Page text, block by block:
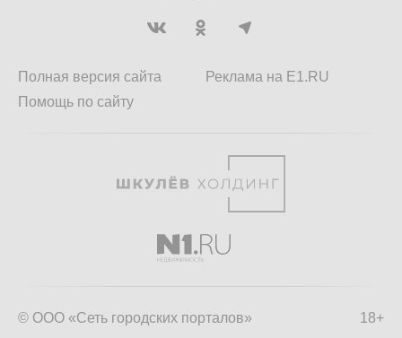
Полная версия сайта
Помощь по сайту
Реклама на E1.RU
18+
© ООО «Сеть городских порталов»